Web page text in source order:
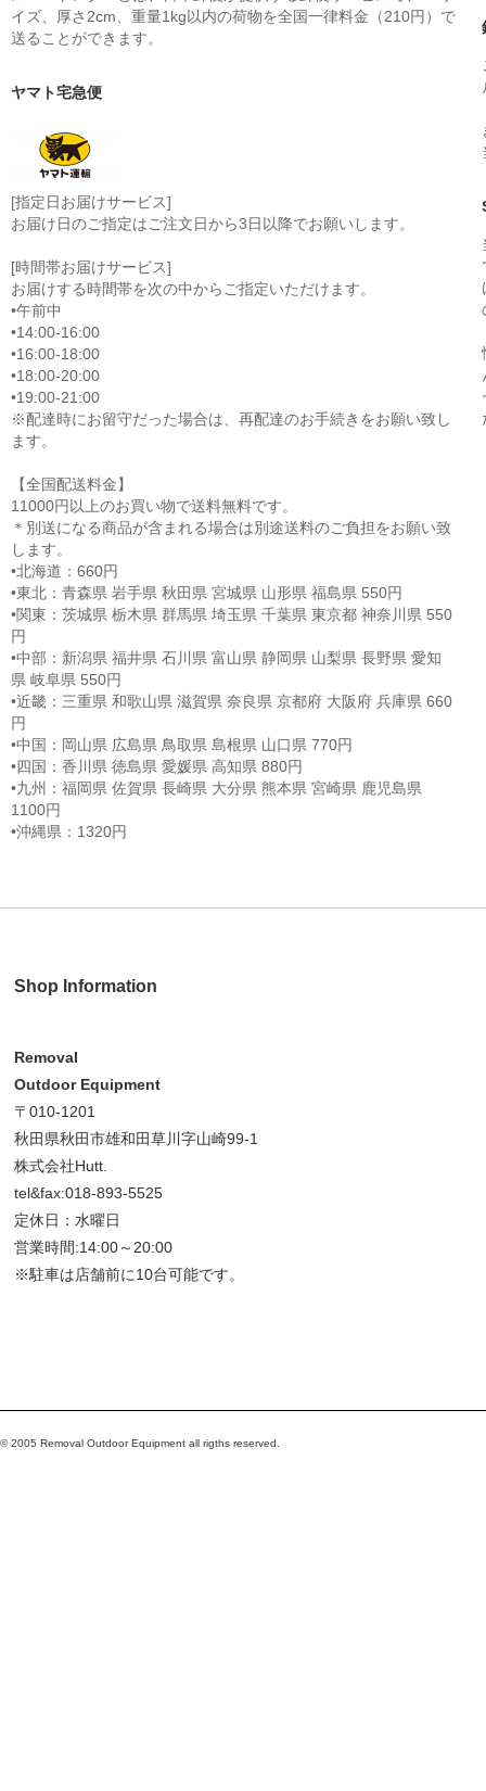
イズ、厚さ2cm、重量1kg以内の荷物を全国一律料金（210円）で
送ることができます。
ヤマト宅急便
[指定日お届けサービス]
お届け日のご指定はご注文日から3日以降でお願いします。
[時間帯お届けサービス]
お届けする時間帯を次の中からご指定いただけます。
•午前中
•14:00-16:00
•16:00-18:00
•18:00-20:00
•19:00-21:00
※配達時にお留守だった場合は、再配達のお手続きをお願い致し
ます。
【全国配送料金】
11000円以上のお買い物で送料無料です。
＊別送になる商品が含まれる場合は別途送料のご負担をお願い致
します。
•北海道：660円
•東北：青森県 岩手県 秋田県 宮城県 山形県 福島県 550円
•関東：茨城県 栃木県 群馬県 埼玉県 千葉県 東京都 神奈川県 550
円
•中部：新潟県 福井県 石川県 富山県 静岡県 山梨県 長野県 愛知
県 岐阜県 550円
•近畿：三重県 和歌山県 滋賀県 奈良県 京都府 大阪府 兵庫県 660
円
•中国：岡山県 広島県 鳥取県 島根県 山口県 770円
•四国：香川県 徳島県 愛媛県 高知県 880円
•九州：福岡県 佐賀県 長崎県 大分県 熊本県 宮崎県 鹿児島県
1100円
•沖縄県：1320円
Shop Information
Removal
Outdoor Equipment
〒010-1201
秋田県秋田市雄和田草川字山崎99-1
株式会社Hutt.
tel&fax:018-893-5525
定休日：水曜日
営業時間:14:00～20:00
※駐車は店舗前に10台可能です。
© 2005 Removal Outdoor Equipment all rigths reserved.